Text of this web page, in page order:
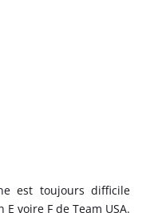
est toujours difficile
voire F de Team USA.